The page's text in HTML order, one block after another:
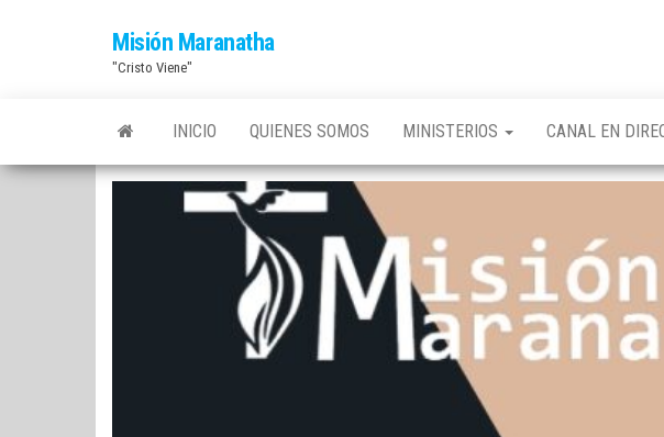
Misión Maranatha
"Cristo Viene"
INICIO QUIENES SOMOS MINISTERIOS CANAL EN